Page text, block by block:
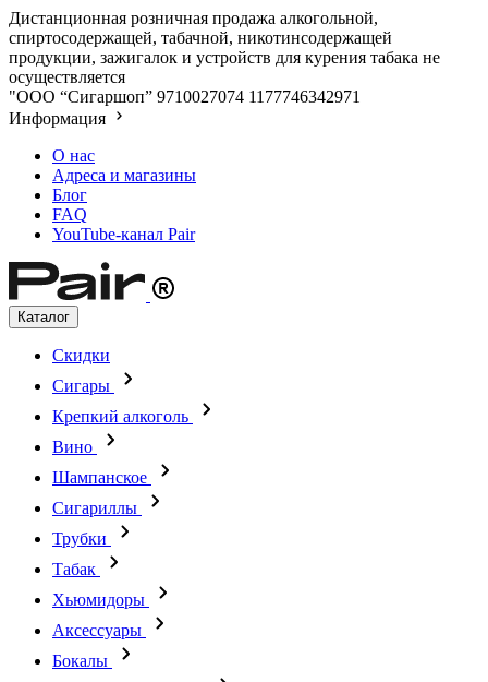
Дистанционная розничная продажа алкогольной,
спиртосодержащей, табачной, никотинсодержащей
продукции, зажигалок и устройств для курения табака не
осуществляется
"ООО “Сигаршоп” 9710027074 1177746342971
Информация
О нас
Адреса и магазины
Блог
FAQ
YouTube-канал Pair
Каталог
Скидки
Сигары
Крепкий алкоголь
Вино
Шампанское
Сигариллы
Трубки
Табак
Хьюмидоры
Аксессуары
Бокалы